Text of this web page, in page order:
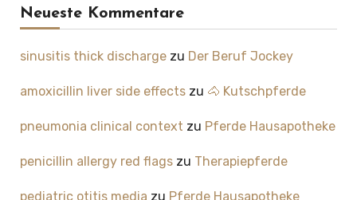
Neueste Kommentare
sinusitis thick dischargezu Der Beruf Jockey
amoxicillin liver side effectszu 🐴 Kutschpferde
pneumonia clinical context zu Pferde Hausapotheke
penicillin allergy red flagszu Therapiepferde
pediatric otitis media zu Pferde Hausapotheke